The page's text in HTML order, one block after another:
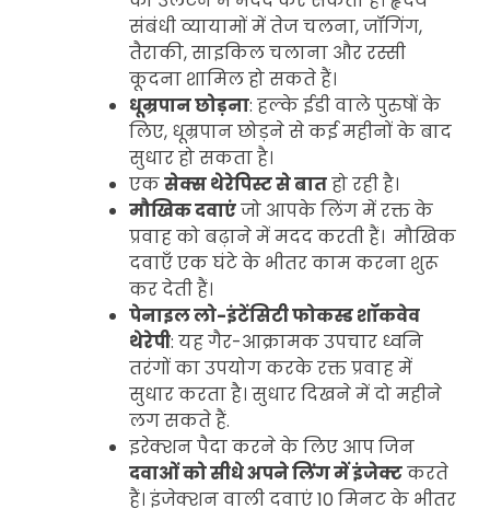
संबंधी व्यायामों में तेज चलना, जॉगिंग,
तैराकी, साइकिल चलाना और रस्सी
कूदना शामिल हो सकते हैं।
धूम्रपान छोड़ना: हल्के ईडी वाले पुरुषों के
लिए, धूम्रपान छोड़ने से कई महीनों के बाद
सुधार हो सकता है।
एकसेक्स थेरेपिस्ट से बातहो रही है।
मौखिक दवाएंजो आपके लिंग में रक्त के
प्रवाह को बढ़ाने में मदद करती हैं। मौखिक
दवाएँ एक घंटे के भीतर काम करना शुरू
कर देती हैं।
पेनाइल लो-इंटेंसिटी फोकस्ड शॉकवेव
थेरेपी: यह गैर-आक्रामक उपचार ध्वनि
तरंगों का उपयोग करके रक्त प्रवाह में
सुधार करता है। सुधार दिखने में दो महीने
लग सकते हैं.
इरेक्शन पैदा करने के लिए आप जिन
दवाओं को सीधे अपने लिंग में इंजेक्टकरते
हैं। इंजेक्शन वाली दवाएं 10 मिनट के भीतर